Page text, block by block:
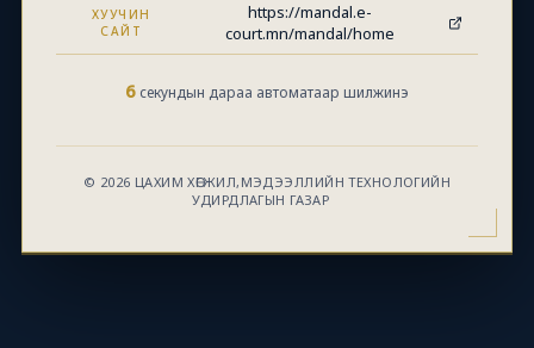
ХУУЧИН
САЙТ
https://mandal.e-
court.mn/mandal/home
6 секундын дараа автоматаар шилжинэ
© 2026 ЦАХИМ ХӨГЖИЛ,МЭДЭЭЛЛИЙН ТЕХНОЛОГИЙН
УДИРДЛАГЫН ГАЗАР